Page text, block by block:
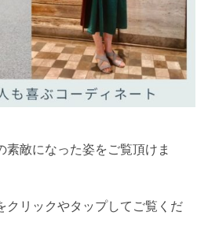
素敵になった姿をご覧頂けま
クリックやタップしてご覧くだ